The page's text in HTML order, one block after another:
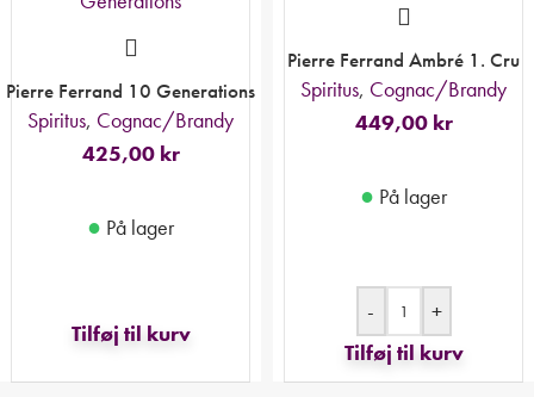
Pierre Ferrand 10 Generations
Spiritus, Cognac/Brandy
425,00 kr
● På lager
Tilføj til kurv
Pierre Ferrand Ambré 1. Cru
Spiritus, Cognac/Brandy
449,00 kr
● På lager
-
+
Tilføj til kurv